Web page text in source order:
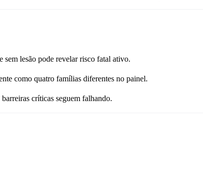
sem lesão pode revelar risco fatal ativo.
como quatro famílias diferentes no painel.
críticas seguem falhando.